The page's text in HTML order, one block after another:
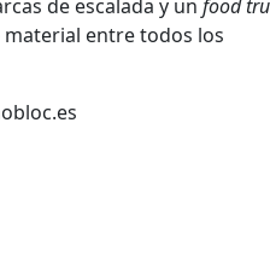
de escalada y un food
entre todos los